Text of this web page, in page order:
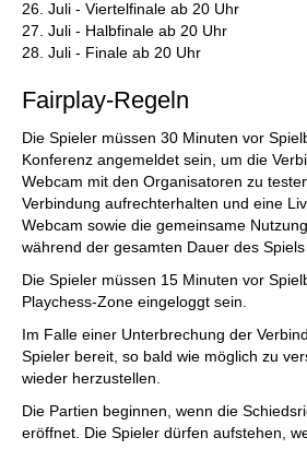
26. Juli - Viertelfinale ab 20 Uhr
27. Juli - Halbfinale ab 20 Uhr
28. Juli - Finale ab 20 Uhr
Fairplay-Regeln
Die Spieler müssen 30 Minuten vor
Konferenz angemeldet sein, um die
Webcam mit den Organisatoren zu
Verbindung aufrechterhalten und eine
Webcam sowie die gemeinsame
während der gesamten Dauer des Spiels
Die Spieler müssen 15 Minuten vor
Playchess-Zone eingeloggt sein.
Im Falle einer Unterbrechung der
Spieler bereit, so bald wie möglich zu
wieder herzustellen.
Die Partien beginnen, wenn die
eröffnet. Die Spieler dürfen aufstehen,